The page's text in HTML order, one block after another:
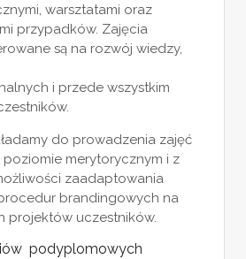
warsztatami oraz
przypadków. Zajęcia
są na rozwój wiedzy,
i przede wszystkim
do prowadzenia zajęć
poziomie merytorycznym i z
zaadaptowania
brandingowych na
projektów uczestników.
podyplomowych